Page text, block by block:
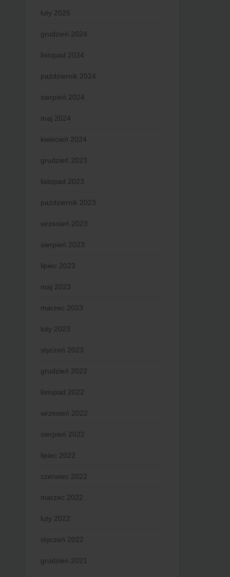
luty 2025
grudzień 2024
listopad 2024
październik 2024
sierpień 2024
maj 2024
kwiecień 2024
grudzień 2023
listopad 2023
październik 2023
wrzesień 2023
sierpień 2023
lipiec 2023
maj 2023
marzec 2023
luty 2023
styczeń 2023
grudzień 2022
listopad 2022
wrzesień 2022
sierpień 2022
lipiec 2022
czerwiec 2022
marzec 2022
luty 2022
styczeń 2022
grudzień 2021